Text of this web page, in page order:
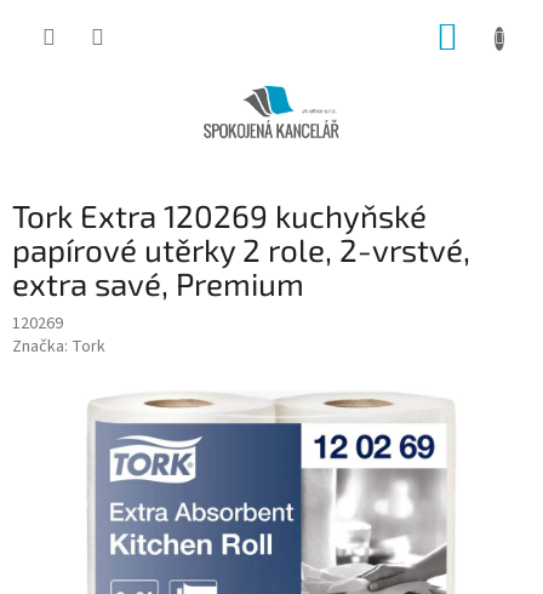
Tork Extra 120269 kuchyňské
papírové utěrky 2 role, 2-vrstvé,
extra savé, Premium
120269
Značka: Tork